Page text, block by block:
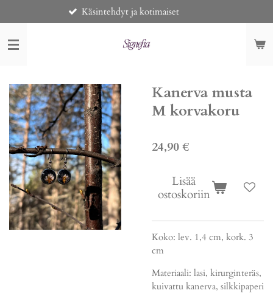
pääsisältöön
Käsintehdyt ja kotimaiset
Kanerva musta
M korvakoru
24,90 €
Lisää
ostoskoriin
Koko: lev. 1,4 cm, kork. 3
cm
Materiaali: lasi, kirurginteräs,
kuivattu kanerva, silkkipaperi